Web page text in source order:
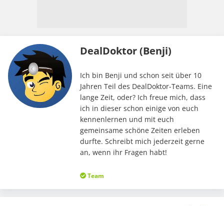
DealDoktor (Benji)
Ich bin Benji und schon seit über 10
Jahren Teil des DealDoktor-Teams. Eine
lange Zeit, oder? Ich freue mich, dass
ich in dieser schon einige von euch
kennenlernen und mit euch
gemeinsame schöne Zeiten erleben
durfte. Schreibt mich jederzeit gerne
an, wenn ihr Fragen habt!
Team